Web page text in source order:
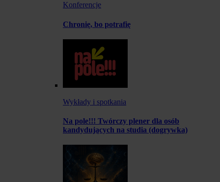
Konferencje
Chronię, bo potrafię
Wykłady i spotkania
Na pole!!! Twórczy plener dla osób
kandydujących na studia (dogrywka)